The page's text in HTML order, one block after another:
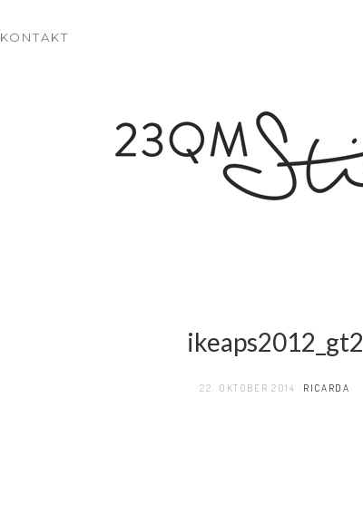
KONTAKT
ikeaps2012_gt2
22. OKTOBER 2014 RICARDA